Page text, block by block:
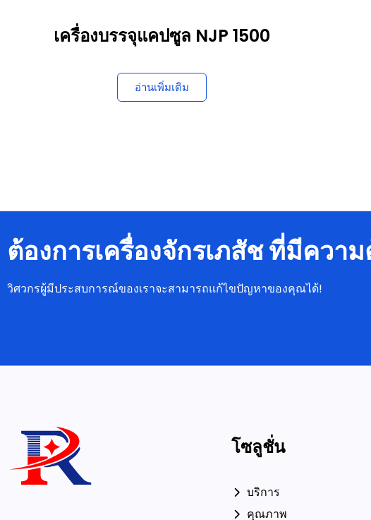
เครื่องบรรจุแคปซูล NJP 1500
อ่านเพิ่มเติม
ต้องการเครื่องจักรเภสัช ที่มีควา
วิศวกรผู้มีประสบการณ์ของเราจะสามารถแก้ไขปัญหาของคุณได้!
โซลูชั่น
บริการ
คุณภาพ